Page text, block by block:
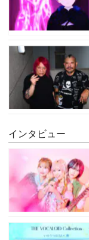
インタビュー